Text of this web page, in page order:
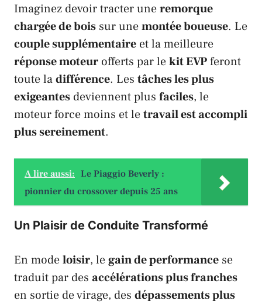
Imaginez devoir tracter uneremorque
chargée de bois sur unemontée boueuse. Le
couple supplémentaire et la meilleure
réponse moteur offerts par lekit EVPferont
toute ladifférence. Les tâches les plus
exigeantes deviennent plus faciles, le
moteur force moins et letravail est accompli
plus sereinement.
A lire aussi: Le Piaggio Beverly :
pionnier du crossover depuis 25 ans
Un Plaisir de Conduite Transformé
En modeloisir, legain de performance se
traduit par des accélérations plus franches
en sortie de virage, des dépassements plus